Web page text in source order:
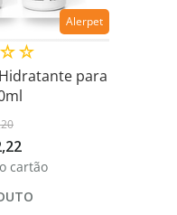
Alerpet
☆☆
para
20
,22
cartão